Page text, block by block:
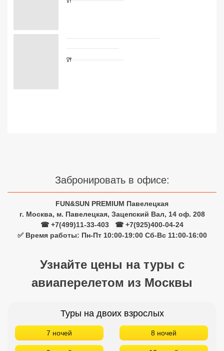
Забронировать в офисе:
FUN&SUN PREMIUM Павелецкая
г. Москва, м. Павелецкая, Зацепский Вал, 14 оф. 208
☎ +7(499)11-33-403
☎ +7(925)400-04-24
✅ Время работы: Пн-Пт 10:00-19:00 Сб-Вс 11:00-16:00
Узнайте цены на туры с
авиаперелетом из Москвы
Туры на двоих взрослых
7 ночей 8 ночей
Сетевые отели Египта
Сетевые отели ОАЭ
Сетевые отели Бали
Сетевые отели Сейшел
Сетевые отели Маврикия